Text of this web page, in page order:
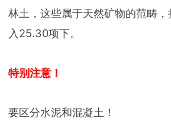
林土，这些属于天然矿物的范畴
入25.30项下。
特别注意！
要区分水泥和混凝土！